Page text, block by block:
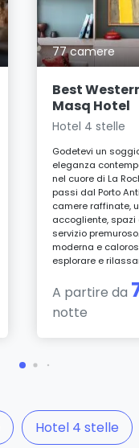
77 camere
Best
Masq Hotel
Hotel 4 stelle
Godetevi un
eleganza
nel cuore di La
passi dal Porto
camere raffinate,
accogliente, spazi
servizio
moderna e
esplorare e
A partire da
notte
Hotel 4 stelle